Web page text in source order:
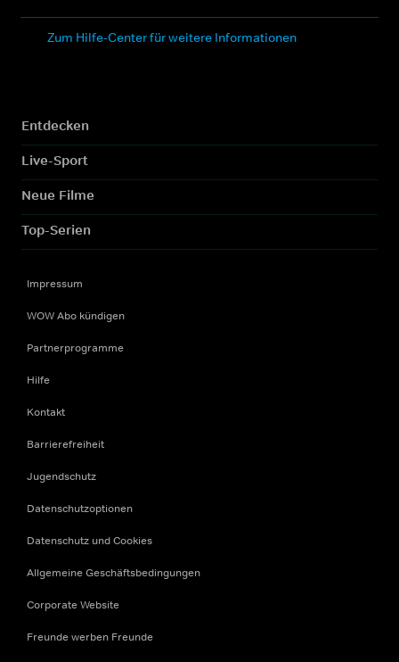
Zum Hilfe-Center für weitere Informationen
Entdecken
Live-Sport
Neue Filme
Top-Serien
Impressum
WOW Abo kündigen
Partnerprogramme
Hilfe
Kontakt
Barrierefreiheit
Jugendschutz
Datenschutzoptionen
Datenschutz und Cookies
Allgemeine Geschäftsbedingungen
Corporate Website
Freunde werben Freunde